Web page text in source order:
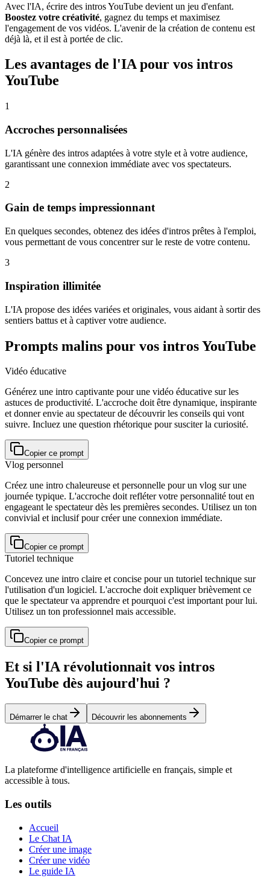
Avec l'IA, écrire des intros YouTube devient un jeu d'enfant.
Boostez votre créativité, gagnez du temps et maximisez
l'engagement de vos vidéos. L'avenir de la création de contenu est
déjà là, et il est à portée de clic.
Les avantages de l'IA pour vos intros
YouTube
1
Accroches personnalisées
L'IA génère des intros adaptées à votre style et à votre audience,
garantissant une connexion immédiate avec vos spectateurs.
2
Gain de temps impressionnant
En quelques secondes, obtenez des idées d'intros prêtes à l'emploi,
vous permettant de vous concentrer sur le reste de votre contenu.
3
Inspiration illimitée
L'IA propose des idées variées et originales, vous aidant à sortir des
sentiers battus et à captiver votre audience.
Prompts malins pour vos intros YouTube
Vidéo éducative
Générez une intro captivante pour une vidéo éducative sur les
astuces de productivité. L'accroche doit être dynamique, inspirante
et donner envie au spectateur de découvrir les conseils qui vont
suivre. Incluez une question rhétorique pour susciter la curiosité.
Copier ce prompt
Vlog personnel
Créez une intro chaleureuse et personnelle pour un vlog sur une
journée typique. L'accroche doit refléter votre personnalité tout en
engageant le spectateur dès les premières secondes. Utilisez un ton
convivial et inclusif pour créer une connexion immédiate.
Copier ce prompt
Tutoriel technique
Concevez une intro claire et concise pour un tutoriel technique sur
l'utilisation d'un logiciel. L'accroche doit expliquer brièvement ce
que le spectateur va apprendre et pourquoi c'est important pour lui.
Utilisez un ton professionnel mais accessible.
Copier ce prompt
Et si l'IA révolutionnait vos intros
YouTube dès aujourd'hui ?
Démarrer le chat Découvrir les abonnements
La plateforme d'intelligence artificielle en français, simple et
accessible à tous.
Les outils
Accueil
Le Chat IA
Créer une image
Créer une vidéo
Le guide IA